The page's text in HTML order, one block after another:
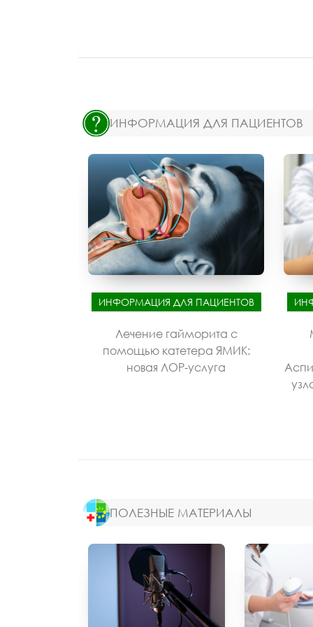
ИНФОРМАЦИЯ ДЛЯ ПАЦИЕНТОВ
ИНФОРМАЦИЯ ДЛЯ ПАЦИЕНТОВ
Лечение гайморита с
помощью катетера ЯМИК:
новая ЛОР-услуга
ПОЛЕЗНЫЕ МАТЕРИАЛЫ